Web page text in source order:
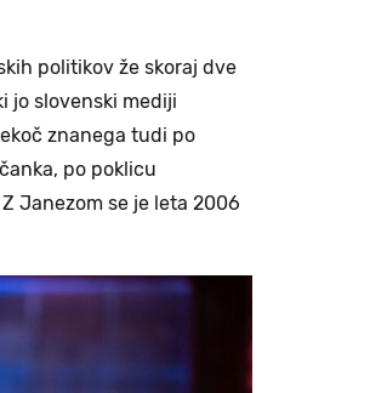
politikov že skoraj dve
jo slovenski mediji
znanega tudi po
po poklicu
Janezom se je leta 2006